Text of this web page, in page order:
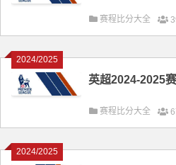
赛程比分大全
2024/2025
英超2024-2025
赛程比分大全
2024/2025